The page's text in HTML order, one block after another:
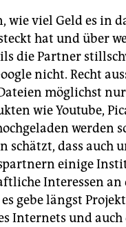
wie viel Geld es in
hat und über
die Partner
nicht. Recht
möglichst
wie Youtube,
werden
schätzt, dass auch
einige
Interessen an
gebe längst
Internets und